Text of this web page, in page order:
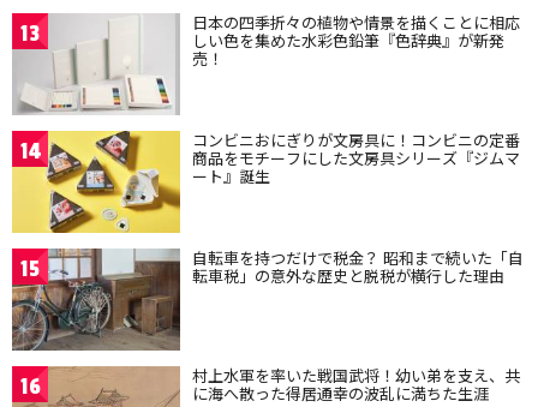
13 日本の四季折々の植物や情景を描くことに相応
しい色を集めた水彩色鉛筆『色辞典』が新発
売！
14 コンビニおにぎりが文房具に！コンビニの定番
商品をモチーフにした文房具シリーズ『ジムマ
ート』誕生
15 自転車を持つだけで税金？ 昭和まで続いた「自
転車税」の意外な歴史と脱税が横行した理由
16 村上水軍を率いた戦国武将！幼い弟を支え、共
に海へ散った得居通幸の波乱に満ちた生涯